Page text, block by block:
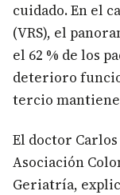
cuidado. En el
(VRS), el
el 62 % de los
deterioro
tercio mantiene
El doctor
Asociación
Geriatría,